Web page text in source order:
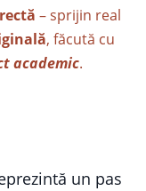
– sprijin real
, făcută cu
academic.
un pas